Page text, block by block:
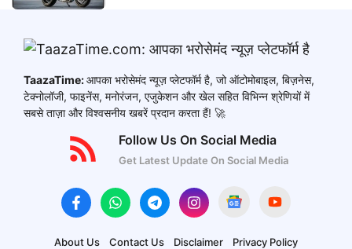
TaazaTime:आपका भरोसेमंद न्यूज़ प्लेटफॉर्म है, जो ऑटोमोबाइल, बिज़नेस,
टेक्नोलॉजी, फाइनेंस, मनोरंजन, एजुकेशन और खेल सहित विभिन्न श्रेणियों में
सबसे ताज़ा और विश्वसनीय खबरें प्रदान करता हैं! 🚀
Follow Us On Social Media
Get Latest Update On Social Media
About Us Contact Us Disclaimer Privacy Policy